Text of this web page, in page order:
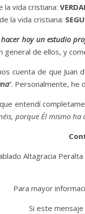
la vida cristiana:
de la vida cristiana:
hoy un estudio
general de ellos, y
cuenta de que Juan
“. Personalmente,
entendí
porque Él mismo ha
Altagracia
Para mayor
Si este